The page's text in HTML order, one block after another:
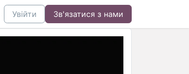
Увійти Зв'язатися з нами